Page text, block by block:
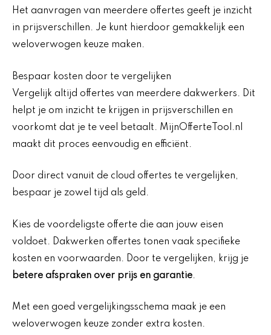
Het aanvragen van meerdere offertes geeft je inzicht
in prijsverschillen. Je kunt hierdoor gemakkelijk een
weloverwogen keuze maken.
Bespaar kosten door te vergelijken
Vergelijk altijd offertes van meerdere dakwerkers. Dit
helpt je om inzicht te krijgen in prijsverschillen en
voorkomt dat je te veel betaalt. MijnOfferteTool.nl
maakt dit proces eenvoudig en efficiënt.
Door direct vanuit de cloud offertes te vergelijken,
bespaar je zowel tijd als geld.
Kies de voordeligste offerte die aan jouw eisen
voldoet. Dakwerken offertes tonen vaak specifieke
kosten en voorwaarden. Door te vergelijken, krijg je
betere afspraken over prijs en garantie.
Met een goed vergelijkingsschema maak je een
weloverwogen keuze zonder extra kosten.